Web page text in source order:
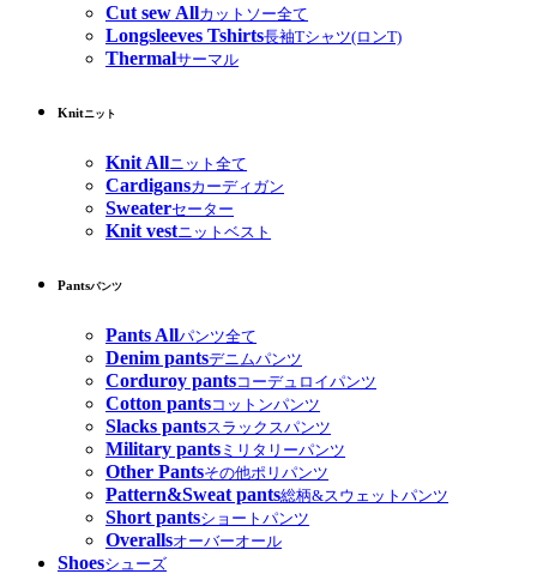
Cut sew Allカットソー全て
Longsleeves Tshirts長袖Tシャツ(ロンT)
Thermalサーマル
Knitニット
Knit Allニット全て
Cardigansカーディガン
Sweaterセーター
Knit vestニットベスト
Pantsパンツ
Pants Allパンツ全て
Denim pantsデニムパンツ
Corduroy pantsコーデュロイパンツ
Cotton pantsコットンパンツ
Slacks pantsスラックスパンツ
Military pants ミリタリーパンツ
Other Pantsその他ポリパンツ
Pattern&Sweat pants総柄&スウェットパンツ
Short pantsショートパンツ
Overallsオーバーオール
Shoesシューズ